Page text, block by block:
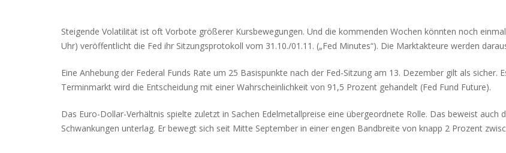
Steigende Volatilität ist oft Vorbote größerer Kursbewegungen. Und die kommenden Wochen könnten noch
Uhr) veröffentlicht die Fed ihr Sitzungsprotokoll vom 31.10./01.11. („Fed Minutes“). Die Marktakteure werden
Eine Anhebung der Federal Funds Rate um 25 Basispunkte nach der Fed-Sitzung am 13. Dezember gilt als sicher.
Terminmarkt wird die Entscheidung mit einer Wahrscheinlichkeit von 91,5 Prozent gehandelt (Fed Fund Future).
Das Euro-Dollar-Verhältnis spielte zuletzt in Sachen Edelmetallpreise eine übergeordnete Rolle. Das beweist auch
Schwankungen unterlag. Er bewegt sich seit Mitte September in einer engen Bandbreite von knapp 2 Prozent